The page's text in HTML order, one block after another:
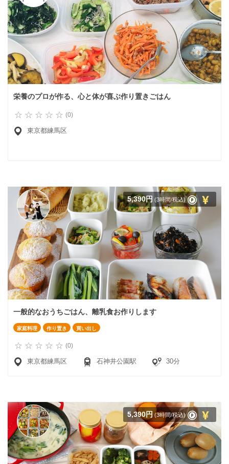
栄養のプロが作る、心と体が喜ぶ作り置きごはん
(0)
東京都練馬区
5,390円 (3時間/税込)
一般的なおうちごはん、離乳食お作りします
家庭料理 作り置き 買い出し
(0)
東京都練馬区 石神井公園駅 30分
5,390円 (3時間/税込)